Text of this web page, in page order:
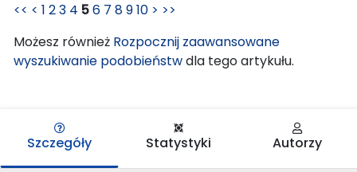
<< < 1 23 4 56 7 8910 > >>
Możesz również Rozpocznij zaawansowane
wyszukiwanie podobieństwdla tego artykułu.
Szczegóły Statystyki Autorzy